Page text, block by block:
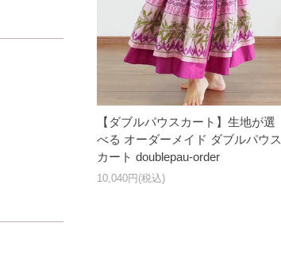
【ダブルパウスカート】生地が選
べる オーダーメイド ダブルパウス
カート doublepau-order
10,040円(税込)